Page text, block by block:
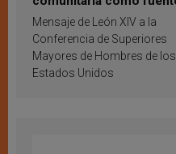
inspiración y
Mensaje de León XIV a la
Conferencia de Superiores
Mayores de Hombres de los
Estados Unidos